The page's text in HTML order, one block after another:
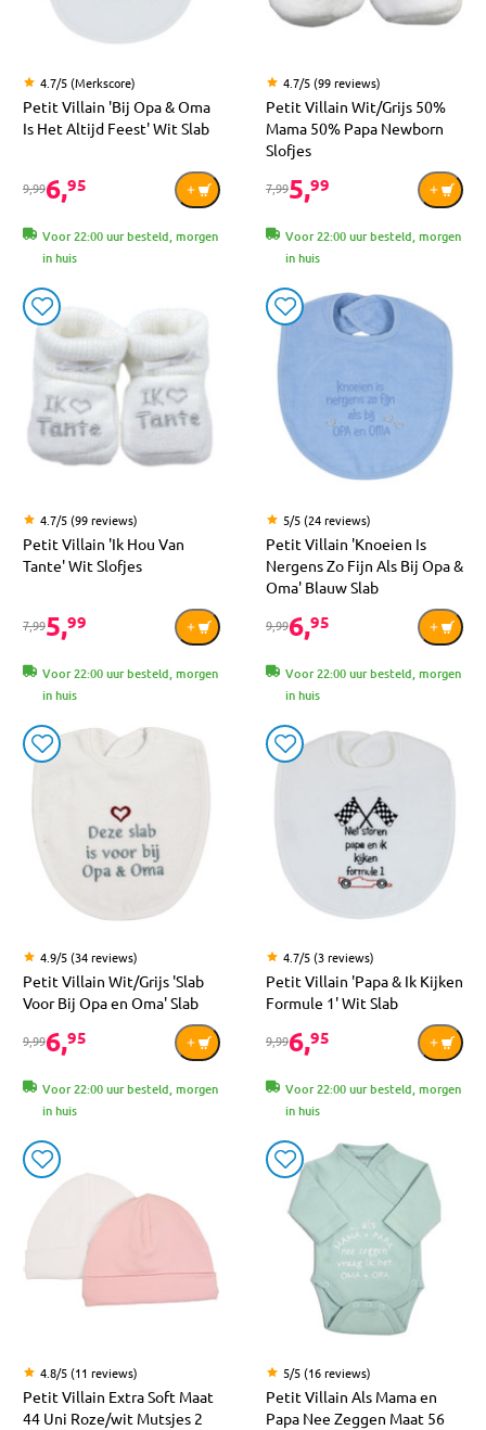
4.7/5 (Merkscore)
Petit Villain 'Bij Opa & Oma
Is Het Altijd Feest' Wit Slab
9,996,95
Voor 22:00 uur besteld, morgen
in huis
4.7/5 (99 reviews)
Petit Villain Wit/Grijs 50%
Mama 50% Papa Newborn
Slofjes
7,995,99
Voor 22:00 uur besteld, morgen
in huis
4.7/5 (99 reviews)
Petit Villain 'Ik Hou Van
Tante' Wit Slofjes
7,995,99
Voor 22:00 uur besteld, morgen
in huis
5/5 (24 reviews)
Petit Villain 'Knoeien Is
Nergens Zo Fijn Als Bij Opa &
Oma' Blauw Slab
9,996,95
Voor 22:00 uur besteld, morgen
in huis
4.9/5 (34 reviews)
Petit Villain Wit/Grijs 'Slab
Voor Bij Opa en Oma' Slab
9,996,95
Voor 22:00 uur besteld, morgen
in huis
4.7/5 (3 reviews)
Petit Villain 'Papa & Ik Kijken
Formule 1' Wit Slab
9,996,95
Voor 22:00 uur besteld, morgen
in huis
4.8/5 (11 reviews)
Petit Villain Extra Soft Maat
44 Uni Roze/wit Mutsjes 2
5/5 (16 reviews)
Petit Villain Als Mama en
Papa Nee Zeggen Maat 56